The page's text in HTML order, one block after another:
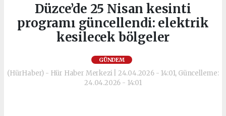
Düzce’de 25 Nisan kesinti
programı güncellendi: elektrik
kesilecek bölgeler
GÜNDEM
(HürHaber) - Hür Haber Merkezi | 24.04.2026 - 14:01, Güncelleme:
24.04.2026 - 14:01